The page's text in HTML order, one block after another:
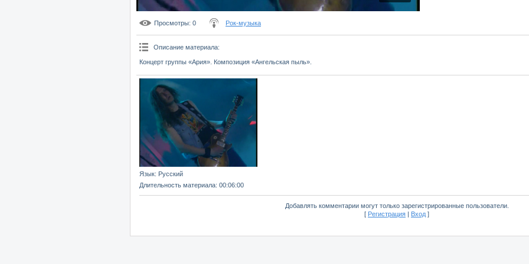
Просмотры: 0 Рок-музыка
Описание материала:
Концерт группы «Ария». Композиция «Ангельская пыль».
Язык: Русский
Длительность материала: 00:06:00
Добавлять комментарии могут только зарегистрированные пользователи.
[ Регистрация | Вход ]